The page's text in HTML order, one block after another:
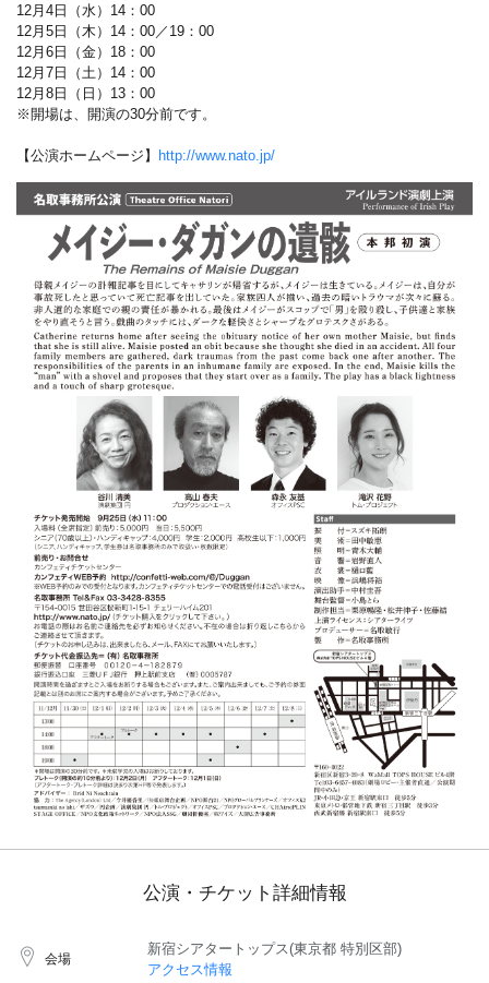
12月4日（水）14：00
12月5日（木）14：00／19：00
12月6日（金）18：00
12月7日（土）14：00
12月8日（日）13：00
※開場は、開演の30分前です。
【公演ホームページ】 http://www.nato.jp/
公演・チケット詳細情報
会場
新宿シアタートップス(東京都 特別区部)
アクセス情報